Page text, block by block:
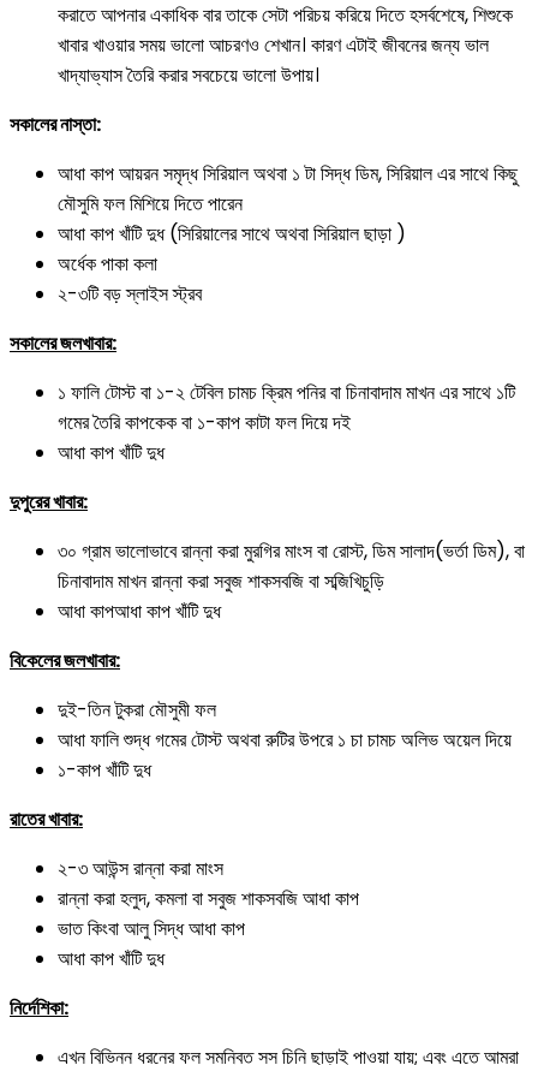
করাতে আপনার একাধিক বার তাকে সেটা পরিচয় করিয়ে দিতে হসর্বশেষে, শিশুকে
খাবার খাওয়ার সময় ভালো আচরণও শেখান। কারণ এটাই জীবনের জন্য ভাল
খাদ্যাভ্যাস তৈরি করার সবচেয়ে ভালো উপায়।
সকালের নাস্তা:
আধা কাপ আয়রন সমৃদ্ধ সিরিয়াল অথবা ১ টা সিদ্ধ ডিম, সিরিয়াল এর সাথে কিছু
মৌসুমি ফল মিশিয়ে দিতে পারেন
আধা কাপ খাঁটি দুধ (সিরিয়ালের সাথে অথবা সিরিয়াল ছাড়া )
অর্ধেক পাকা কলা
২-৩টি বড় স্লাইস স্ট্রব
সকালের জলখাবার:
১ ফালি টোস্ট বা ১-২ টেবিল চামচ ক্রিম পনির বা চিনাবাদাম মাখন এর সাথে ১টি
গমের তৈরি কাপকেক বা ১-কাপ কাটা ফল দিয়ে দই
আধা কাপ খাঁটি দুধ
দুপুরের খাবার:
৩০ গ্রাম ভালোভাবে রান্না করা মুরগির মাংস বা রোস্ট, ডিম সালাদ(ভর্তা ডিম), বা
চিনাবাদাম মাখন রান্না করা সবুজ শাকসবজি বা সব্জিখিচুড়ি
আধা কাপআধা কাপ খাঁটি দুধ
বিকেলের জলখাবার:
দুই-তিন টুকরা মৌসুমী ফল
আধা ফালি শুদ্ধ গমের টোস্ট অথবা রুটির উপরে ১ চা চামচ অলিভ অয়েল দিয়ে
১-কাপ খাঁটি দুধ
রাতের খাবার:
২-৩ আউন্স রান্না করা মাংস
রান্না করা হলুদ, কমলা বা সবুজ শাকসবজি আধা কাপ
ভাত কিংবা আলু সিদ্ধ আধা কাপ
আধা কাপ খাঁটি দুধ
নির্দেশিকা:
এখন বিভিন্ন ধরনের ফল সমন্বিত সস চিনি ছাড়াই পাওয়া যায়; এবং এতে আমরা